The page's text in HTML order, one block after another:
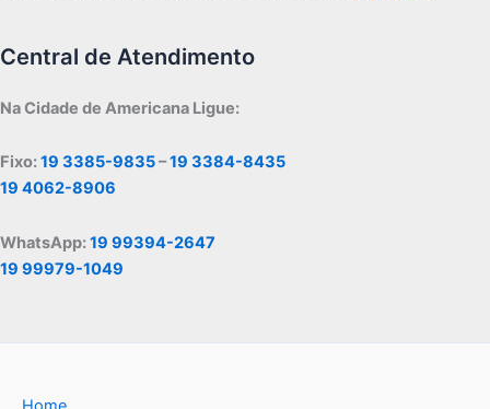
Central de Atendimento
Na Cidade de Americana Ligue:
Fixo:19 3385-9835–19 3384-8435
19 4062-8906
WhatsApp:19 99394-2647
19 99979-1049